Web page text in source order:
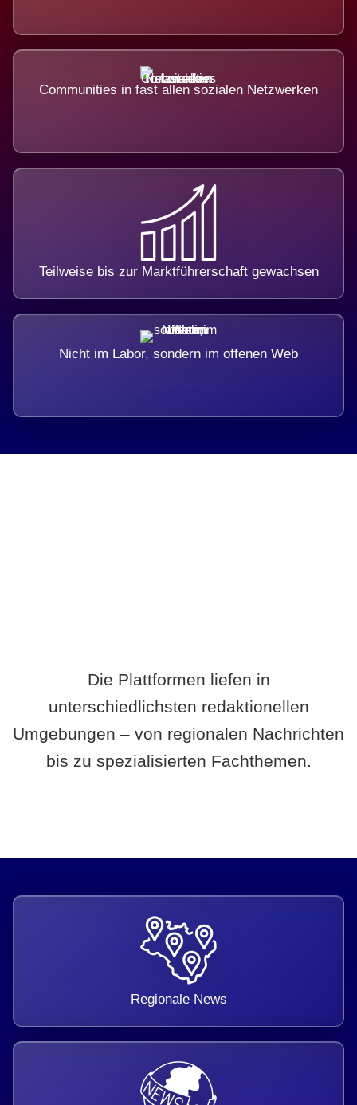
Communities in fast allen sozialen Netzwerken
Teilweise bis zur Marktführerschaft gewachsen
Nicht im Labor, sondern im offenen Web
Die Plattformen liefen in
unterschiedlichsten redaktionellen
Umgebungen – von regionalen Nachrichten
bis zu spezialisierten Fachthemen.
Regionale News